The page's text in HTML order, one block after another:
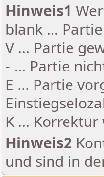
Hinweis1
blank ...
V ... Partie
- ... Partie
E ... Partie
K ...
Hinweis2
und sind in